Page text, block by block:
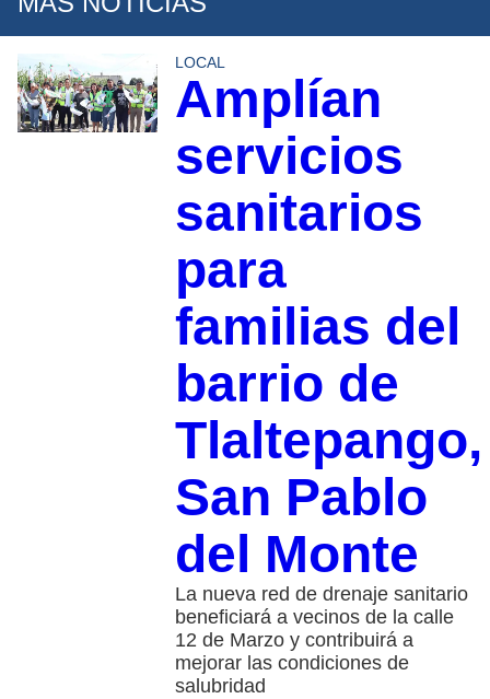
LOCAL
Amplían
servicios
sanitarios
para
familias del
barrio de
Tlaltepango,
San Pablo
del Monte
La nueva red de drenaje sanitario
beneficiará a vecinos de la calle
12 de Marzo y contribuirá a
mejorar las condiciones de
salubridad